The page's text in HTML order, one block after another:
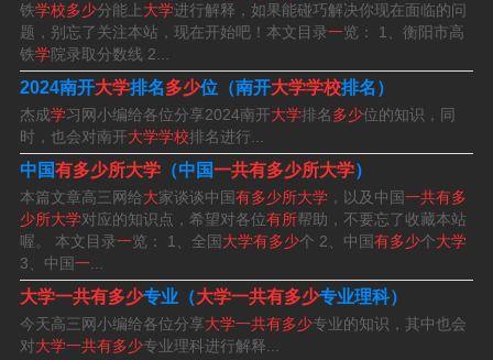
211工程是中国政府为了迎接新世纪，重点支持国内100多
所高校建设的一系列高等教育发展计划，旨在提升中国高
等教育的整体水平，培养更多的高级专门人才。
全国211大学共116所，每个省至少1所，部分省多所。按
实力分为8档： 国家优先发展大学：清华、北大。这两所
学校最早被确认为“世界一流大学”，并获得教育部高额拨
款。
铁学校多少分能上大学进行解释，如果能碰巧解决你现在面临的问
题，别忘了关注本站，现在开始吧！本文目录一览： 1、衡阳市高
铁学院录取分数线 2...
2024南开大学排名多少位（南开大学学校排名）
杰成学习网小编给各位分享2024南开大学排名多少位的知识，同
时，也会对南开大学学校排名进行...
中国有多少所大学 （中国一共有多少所大学）
本篇文章高三网给大家谈谈中国有多少所大学 ，以及中国一共有多
少所大学对应的知识点，希望对各位有所帮助，不要忘了收藏本站
喔。 本文目录一览： 1、全国 大学有多少个 2、中国有多少个大学
3、中国一
大学一共有多少专业（大学一共有多少专业理科）
今天高三网小编给各位分享大学一共有多少专业的知识，其中也会
对大学一共有多少专业理科进行解释...